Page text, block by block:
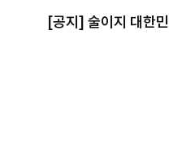
[공지] 술이지 대한